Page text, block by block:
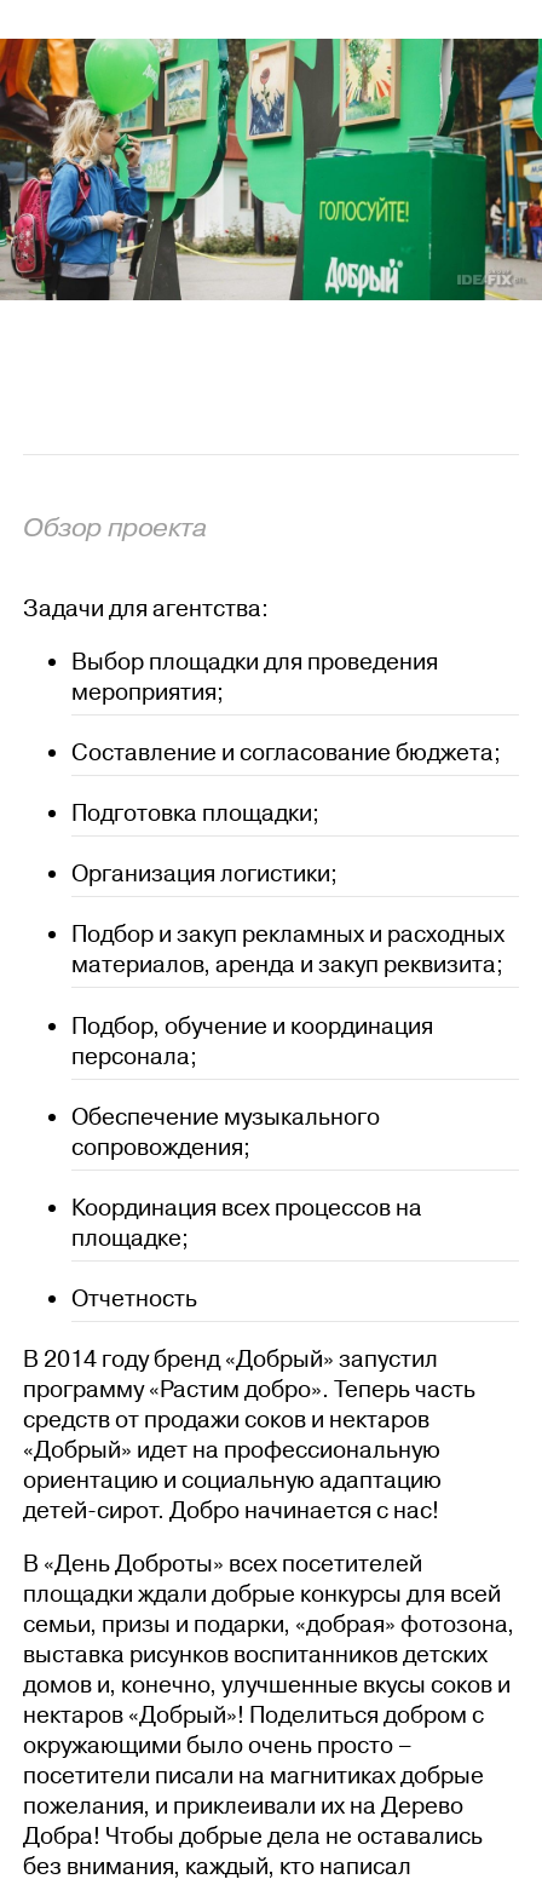
Обзор проекта
Задачи для агентства:
Выбор площадки для проведения
мероприятия;
Составление и согласование бюджета;
Подготовка площадки;
Организация логистики;
Подбор и закуп рекламных и расходных
материалов, аренда и закуп реквизита;
Подбор, обучение и координация
персонала;
Обеспечение музыкального
сопровождения;
Координация всех процессов на
площадке;
Отчетность
В 2014 году бренд «Добрый» запустил
программу «Растим добро». Теперь часть
средств от продажи соков и нектаров
«Добрый» идет на профессиональную
ориентацию и социальную адаптацию
детей-сирот. Добро начинается с нас!
В «День Доброты» всех посетителей
площадки ждали добрые конкурсы для всей
семьи, призы и подарки, «добрая» фотозона,
выставка рисунков воспитанников детских
домов и, конечно, улучшенные вкусы соков и
нектаров «Добрый»! Поделиться добром с
окружающими было очень просто –
посетители писали на магнитиках добрые
пожелания, и приклеивали их на Дерево
Добра! Чтобы добрые дела не оставались
без внимания, каждый, кто написал